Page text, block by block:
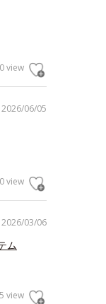
0 view
2026/06/05
0 view
2026/03/06
ム
view